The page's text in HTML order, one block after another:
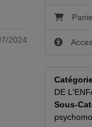
2024
DE
Sous-